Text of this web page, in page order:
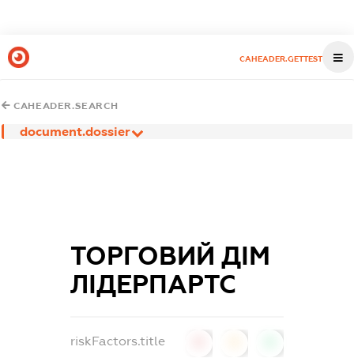
CAHEADER.GETTEST
CAHEADER.SEARCH
document.dossier
ТОРГОВИЙ ДІМ
ЛІДЕРПАРТС
riskFactors.title